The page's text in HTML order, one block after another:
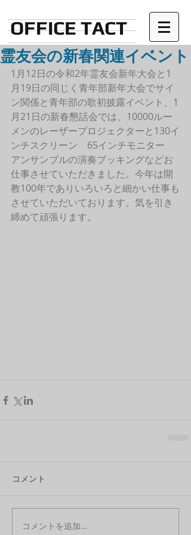
OFFICE TACT
霊友会の新春関連イベント
1月12日の令和2年霊友会新年大会と1
月19日の同じく青年部新年大会でサイ
ン関係と青年部の歌初披露イベント、1
月21日の新春懇話会では、10000ルー
メンのレーザープロジェクターと130イ
ンチスクリーン　65インチモニター
アンサンブルの演奏ブッキングなどお
仕事させていただきました。今年は開
教100年でありいろいろと細かい仕事も
させていただいております。気を引き
締めて頑張ります。
コメント
コメントを追加…